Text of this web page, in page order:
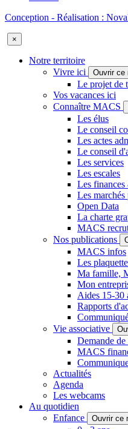
Conception - Réalisation :
×
Notre territoire
Vivre ici
Ouvrir ce
Le projet de
Vos vacances ici
Connaître MACS
Les élus
Le conseil
Les actes
Le conseil
Les services
Les escales
Les
Les marchés
Open Data
La charte
MACS
Nos publications
MACS infos
Les
Ma famille,
Mon
Aides 15-30
Rapports
Vie associative
Demande
MACS
Actualités
Agenda
Les webcams
Au quotidien
Enfance
Ouvrir ce